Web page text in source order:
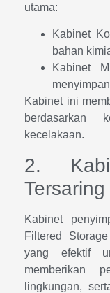
utama:
Kabinet
bahan
Kabinet
Kabinet ini
berdasarkan
kecelakaan.
2.
Tersaring
Kabinet
Filtered
yang efektif
memberikan
lingkungan,